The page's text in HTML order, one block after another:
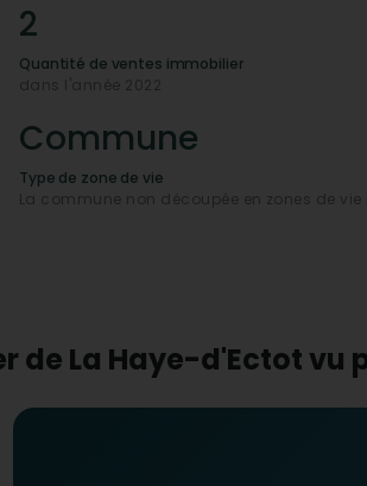
activités nautiques ?
de la mer permet aux résidents
d'Ectot une destination attractive
air.
à La Haye-d'Ectot ?
avec desprix évoluant positivement
.
2
Quantité de ventes immobilier
dans l'année 2022
Commune
Type de zone de vie
La commune non découpée en zones de vie
de La Haye-d'Ectot vu